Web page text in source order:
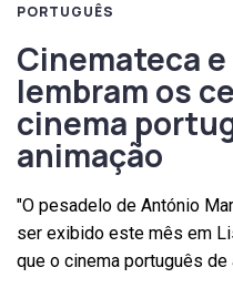
PORTUGUÊS
Cinemateca
lembram os
cinema
animação
"O pesadelo de António
ser exibido este mês em
que o cinema português